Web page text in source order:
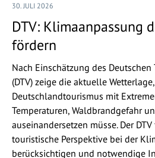
30. JULI 2026
DTV: Klimaanpassung
fördern
Nach Einschätzung des
(DTV) zeige die aktuelle
Deutschlandtourismus mit
Temperaturen, Waldbrandgefahr
auseinandersetzen müsse. Der
touristische Perspektive bei der
berücksichtigen und notwendige